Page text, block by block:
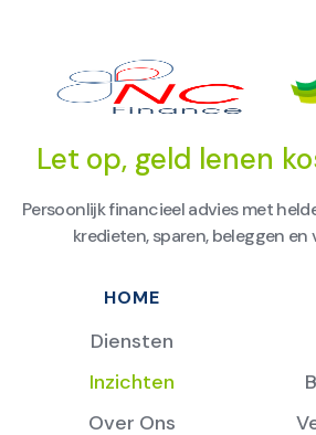
Let op, geld lenen
Persoonlijk financieel advies met
kredieten, sparen, beleggen en
HOME
Diensten
Inzichten
Over Ons